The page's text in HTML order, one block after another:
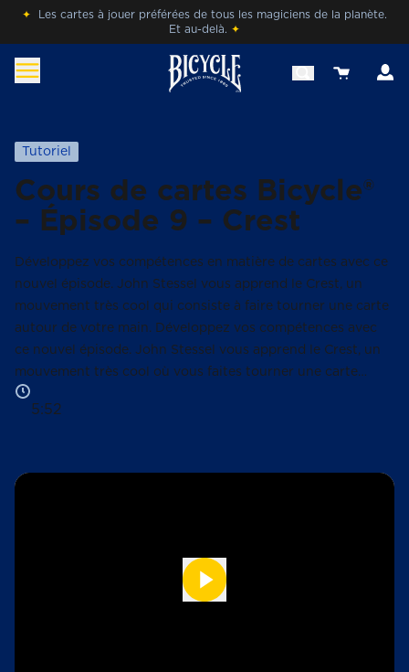
Skip✦ Les cartes à jouer préférées de tous les magiciens de la planète.
Et au-delà. ✦
View your
Tutoriel
Cours de cartes Bicycle®
– Épisode 9 – Crest
Développez vos compétences en matière de cartes avec ce
nouvel épisode. John Stessel vous apprend le Crest, un
mouvement très cool qui consiste à faire tourner une carte
autour de votre main. Développez vos compétences avec
ce nouvel épisode. John Stessel vous apprend le Crest, un
mouvement très cool où vous faites tourner une carte…
5:52